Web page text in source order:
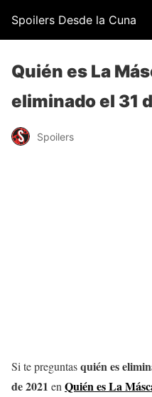
Spoilers Desde la Cuna
Quién es La
eliminado el 31
Spoilers
Si te preguntasquién es
de 2021 en Quién es La